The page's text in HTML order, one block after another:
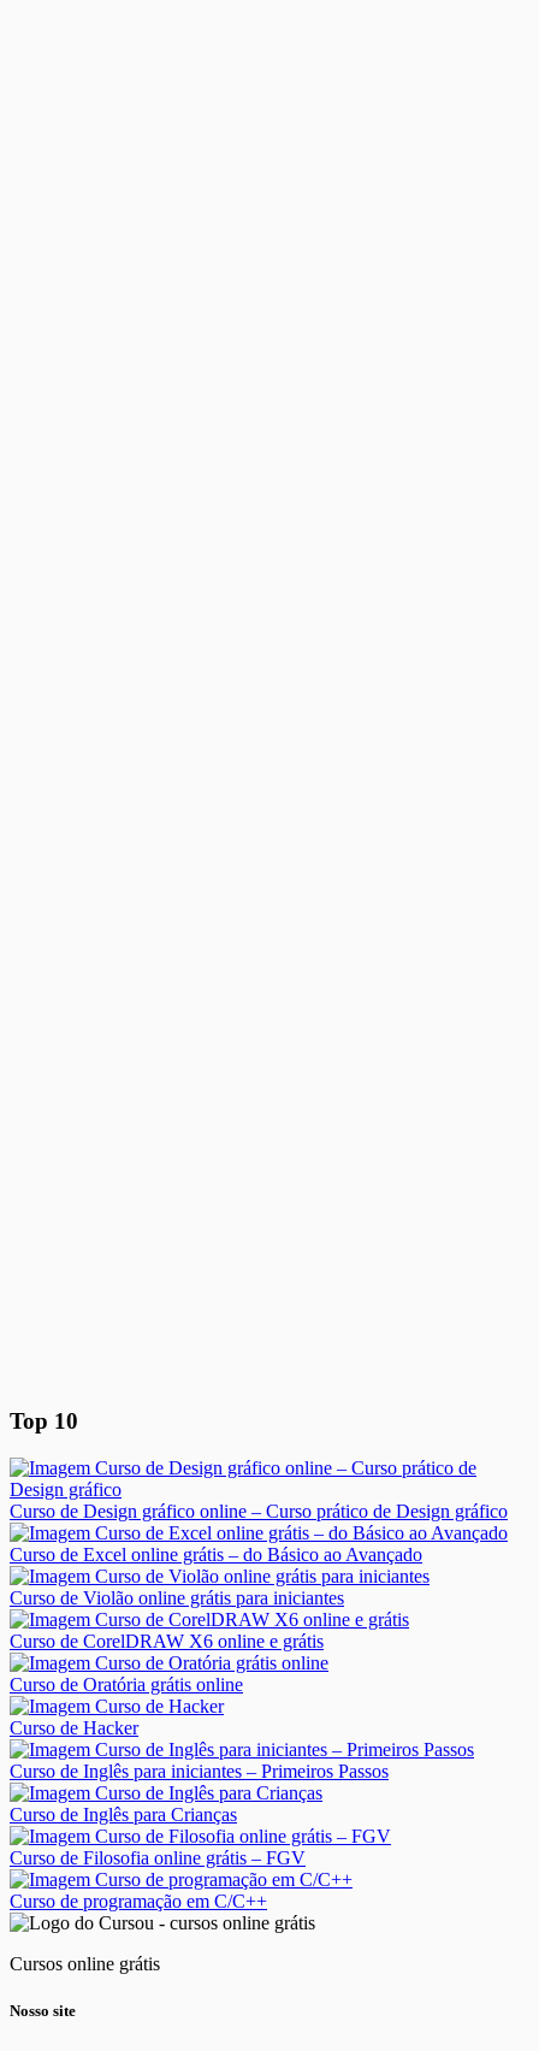
Top 10
Curso de Design gráfico online – Curso prático de Design gráfico
Curso de Excel online grátis – do Básico ao Avançado
Curso de Violão online grátis para iniciantes
Curso de CorelDRAW X6 online e grátis
Curso de Oratória grátis online
Curso de Hacker
Curso de Inglês para iniciantes – Primeiros Passos
Curso de Inglês para Crianças
Curso de Filosofia online grátis – FGV
Curso de programação em C/C++
Cursos online grátis
Nosso site